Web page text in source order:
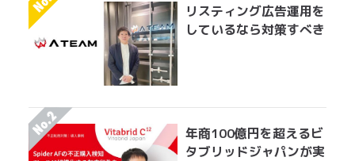
リスティング広告運用を
しているなら対策すべき
年商100億円を超えるビ
タブリッドジャパンが実